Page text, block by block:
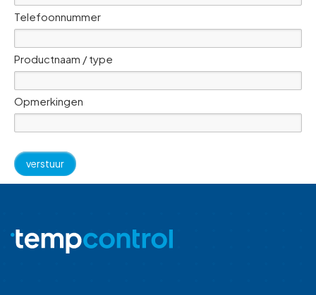
Telefoonnummer
Productnaam / type
Opmerkingen